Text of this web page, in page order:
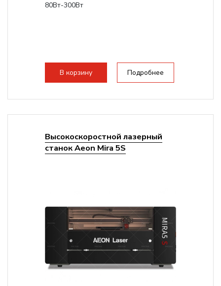
80Вт-300Вт
В корзину Подробнее
Высокоскоростной лазерный
станок Aeon Mira 5S